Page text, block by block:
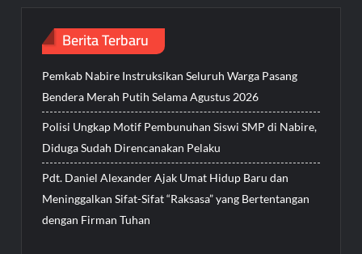
Berita Terbaru
Pemkab Nabire Instruksikan Seluruh Warga Pasang
Bendera Merah Putih Selama Agustus 2026
Polisi Ungkap Motif Pembunuhan Siswi SMP di Nabire,
Diduga Sudah Direncanakan Pelaku
Pdt. Daniel Alexander Ajak Umat Hidup Baru dan
Meninggalkan Sifat-Sifat “Raksasa” yang Bertentangan
dengan Firman Tuhan